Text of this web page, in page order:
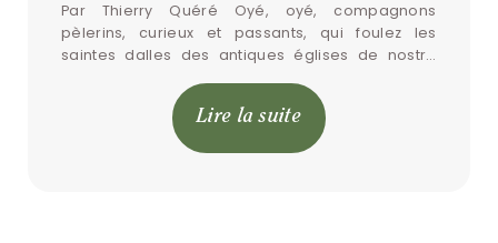
Par Thierry Quéré Oyé, oyé, compagnons
pèlerins, curieux et passants, qui foulez les
saintes dalles des antiques églises de nostre
Lire la suite